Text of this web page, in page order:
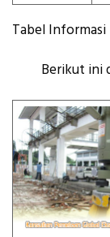
Tabel Informasi
Berikut ini